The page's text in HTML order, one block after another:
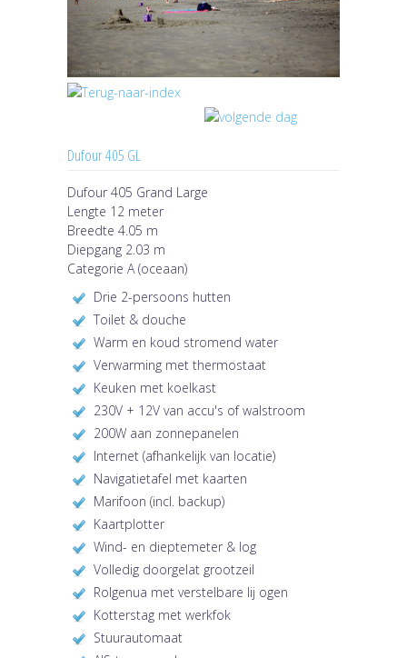
Dufour 405 GL
Dufour 405 Grand Large
Lengte 12 meter
Breedte 4.05 m
Diepgang 2.03 m
Categorie A (oceaan)
Drie 2-persoons hutten
Toilet & douche
Warm en koud stromend water
Verwarming met thermostaat
Keuken met koelkast
230V + 12V van accu's of walstroom
200W aan zonnepanelen
Internet (afhankelijk van locatie)
Navigatietafel met kaarten
Marifoon (incl. backup)
Kaartplotter
Wind- en dieptemeter & log
Volledig doorgelat grootzeil
Rolgenua met verstelbare lij ogen
Kotterstag met werkfok
Stuurautomaat